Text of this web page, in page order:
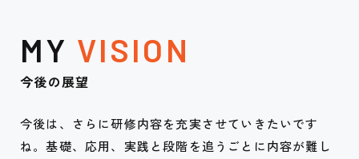
MY VISION
今後の展望
今後は、さらに研修内容を充実させていきたいです
ね。基礎、応用、実践と段階を追うごとに内容が難し